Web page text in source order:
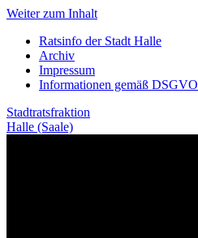
Weiter zum Inhalt
Ratsinfo der Stadt Halle
Archiv
Impressum
Informationen gemäß DSGVO
Stadtratsfraktion
Halle (Saale)